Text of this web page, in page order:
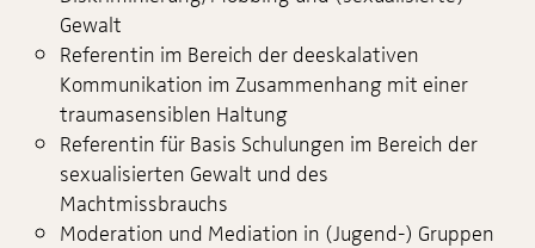
Gewalt
Referentin im Bereich der deeskalativen
Kommunikation im Zusammenhang mit einer
traumasensiblen Haltung
Referentin für Basis Schulungen im Bereich der
sexualisierten Gewalt und des
Machtmissbrauchs
Moderation und Mediation in (Jugend-) Gruppen